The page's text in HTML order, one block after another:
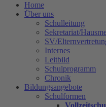
Home
Über uns
Schulleitung
Sekretariat/
SV/
Internes
Leitbild
Schulprogramm
Chronik
Bildungsangebote
Schulformen